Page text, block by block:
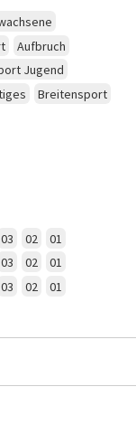
Aufbruch
Jugend
Breitensport
03 02 01
03 02 01
03 02
01